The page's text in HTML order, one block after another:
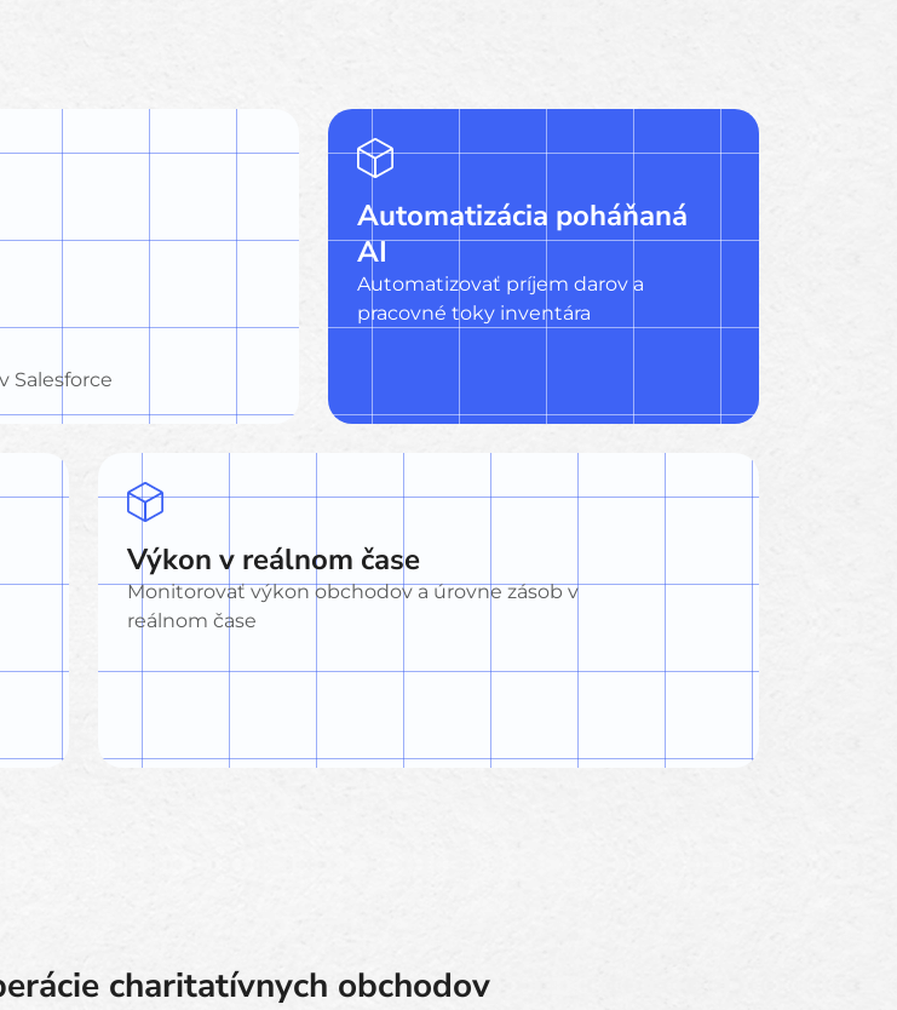
Salesforce
Automatizácia poháňaná
AI
Automatizovať príjem darov a
pracovné toky inventára
Výkon v reálnom čase
Monitorovať výkon obchodov a úrovne zásob v
reálnom čase
charitatívnych obchodov